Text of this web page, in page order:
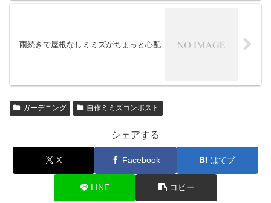
雨続きで屋根なしミミズがちょっと心配
ガーデニング 自作ミミズコンポスト
シェアする
X Facebook はてブ
LINE コピー